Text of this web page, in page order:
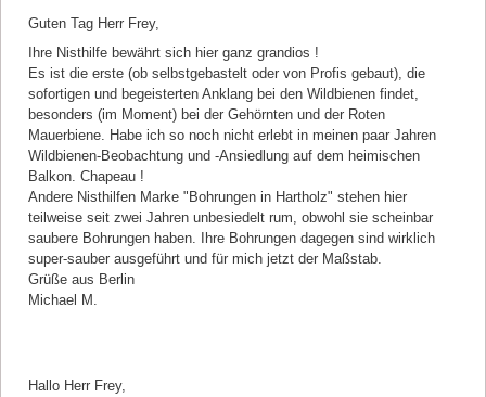
Guten Tag Herr Frey,
Ihre Nisthilfe bewährt sich hier ganz grandios !
Es ist die erste (ob selbstgebastelt oder von Profis gebaut), die
sofortigen und begeisterten Anklang bei den Wildbienen findet,
besonders (im Moment) bei der Gehörnten und der Roten
Mauerbiene. Habe ich so noch nicht erlebt in meinen paar Jahren
Wildbienen-Beobachtung und -Ansiedlung auf dem heimischen
Balkon. Chapeau !
Andere Nisthilfen Marke "Bohrungen in Hartholz" stehen hier
teilweise seit zwei Jahren unbesiedelt rum, obwohl sie scheinbar
saubere Bohrungen haben. Ihre Bohrungen dagegen sind wirklich
super-sauber ausgeführt und für mich jetzt der Maßstab.
Grüße aus Berlin
Michael M.
Hallo Herr Frey,